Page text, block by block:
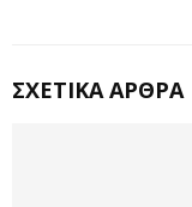
ΣΧΕΤΙΚΆ ΆΡΘΡΑ